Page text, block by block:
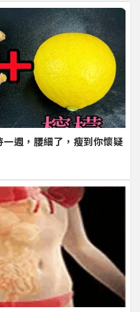
週，腰細了，瘦到你懷疑